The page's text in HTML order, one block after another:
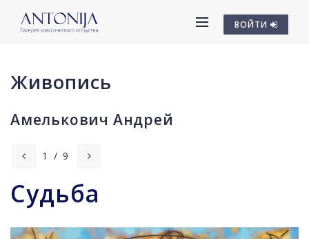
ВОЙТИ
Живопись
Амелькович Андрей
1 / 9
Судьба